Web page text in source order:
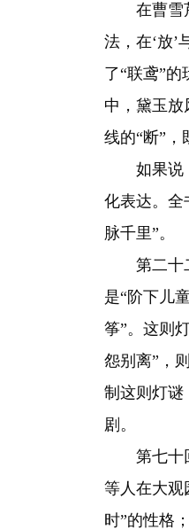
在曹雪芹
法，在‘放’
了“联鸢”的
中，黛玉放
线的“断”，
如果说《
化表达。全
脉千里”。
第二十二
是“阶下儿
筝”。这则
怨别离”，
制这则灯谜
剧。
第七十回
等人在大观
时”的性格